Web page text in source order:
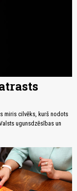
miris cilvēks, kurš nodots
ugunsdzēsības un